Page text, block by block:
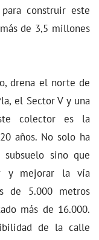
construir este
de 3,5 millones
drena el norte de
el Sector V y una
colector es la
años. No solo ha
sino que
y mejorar la vía
de 5.000 metros
más de 16.000.
de la calle